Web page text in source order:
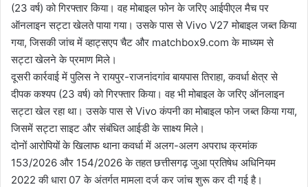
(23 वर्ष) को गिरफ्तार किया। वह मोबाइल फोन के जरिए आईपीएल मैच पर
ऑनलाइन सट्टा खेलते पाया गया। उसके पास से Vivo V27 मोबाइल जब्त किया
गया, जिसकी जांच में व्हाट्सएप चैट और matchbox9.com के माध्यम से
सट्टा खेलने के प्रमाण मिले।
दूसरी कार्रवाई में पुलिस ने रायपुर-राजनांदगांव बायपास तिराहा, कवर्धा क्षेत्र से
दीपक कश्यप (23 वर्ष) को गिरफ्तार किया। वह भी मोबाइल के जरिए ऑनलाइन
सट्टा खेल रहा था। उसके पास से Vivo कंपनी का मोबाइल फोन जब्त किया गया,
जिसमें सट्टा साइट और संबंधित आईडी के साक्ष्य मिले।
दोनों आरोपियों के खिलाफ थाना कवर्धा में अलग-अलग अपराध क्रमांक
153/2026 और 154/2026 के तहत छत्तीसगढ़ जुआ प्रतिषेध अधिनियम
2022 की धारा 07 के अंतर्गत मामला दर्ज कर जांच शुरू कर दी गई है।